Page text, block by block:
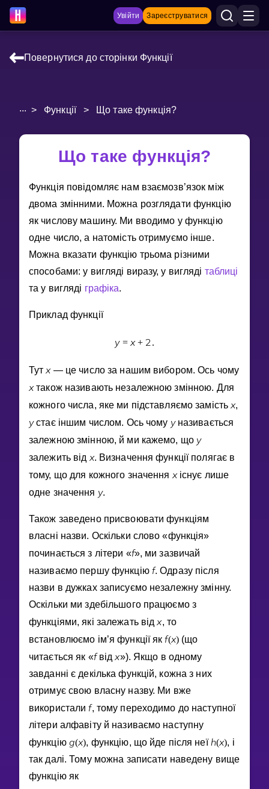
Увійти Зареєструватися
Показати більше
Invite a Friend
НАВЧАЛЬНИЙ ПЛАН
Select curriculum
Повернутися до сторінки Функції
... > Функції > Що таке функція?
Що таке функція?
Функцiя повiдомляє нам взаємозв’язок мiж
двома змiнними. Можна розглядати функцiю
як числову машину. Ми вводимо у функцiю
одне число, а натомiсть отримуємо iнше.
Можна вказати функцiю трьома рiзними
способами: у виглядi виразу, у виглядi таблицi
та у виглядi графiка.
Приклад функцiї
y = x + 2.
Тут x— це число за нашим вибором. Ось чому
xтакож називають незалежною змiнною. Для
кожного числа, яке ми пiдставляємо замiсть x,
yстає iншим числом. Ось чому yназивається
залежною змiнною, й ми кажемо, що y
залежить вiд x. Визначення функцiї полягає в
тому, що для кожного значення xiснує лише
одне значення y.
Також заведено присвоювати функцiям
власнi назви. Оскiльки слово «функцiя»
починається з лiтери «f», ми зазвичай
називаємо першу функцiю f. Одразу пiсля
назви в дужках записуємо незалежну змiнну.
Оскiльки ми здебiльшого працюємо з
функцiями, якi залежать вiд x, то
встановлюємо iм’я функцiї якf(x)(що
читається як «fвiд x»). Якщо в одному
завданнi є декiлька функцiй, кожна з них
отримує свою власну назву. Ми вже
використалиf, тому переходимо до наступної
лiтери алфавiту й називаємо наступну
функцiю g(x), функцiю, що йде пiсля неїh(x), i
так далi. Тому можна записати наведену вище
функцiю як